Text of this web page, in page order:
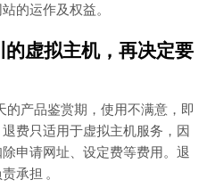
的运作及权益。
的虚拟主机，再决定要
的产品鉴赏期，使用不满意，即
费只适用于虚拟主机服务，因
申请网址、设定费等费用。退
承担 。